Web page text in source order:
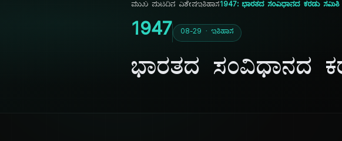
ಮುಖ ಪುಟದಿನ ವಿಶೇಷಇತಿಹಾಸ1947: ಭಾರತದ ಸಂವಿಧಾನದ ಕರಡು
1947 08-29 · ಇತಿಹಾಸ
ಭಾರತದ ಸಂವಿಧಾನದ